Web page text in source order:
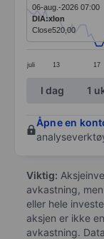
The chart has
The chart
juli 13 17
06-aug.-2026 07:00
DIA:xlon
Close520,00
End of
I dag 1
Åpne en
Viktig:
avkastning,
eller hele
aksjen er ikke
avkastning.